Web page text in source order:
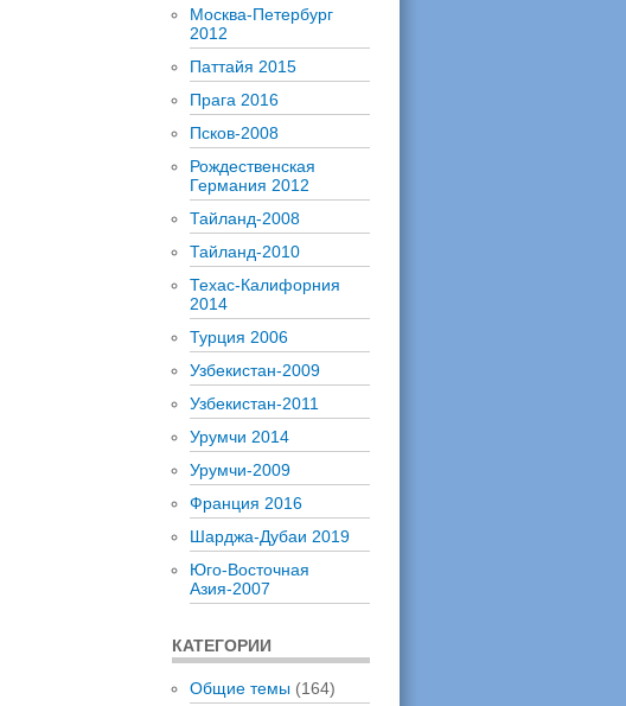
Москва-Петербург
2012
Паттайя 2015
Прага 2016
Псков-2008
Рождественская
Германия 2012
Тайланд-2008
Тайланд-2010
Техас-Калифорния
2014
Турция 2006
Узбекистан-2009
Узбекистан-2011
Урумчи 2014
Урумчи-2009
Франция 2016
Шарджа-Дубаи 2019
Юго-Восточная
Азия-2007
КАТЕГОРИИ
Общие темы (164)